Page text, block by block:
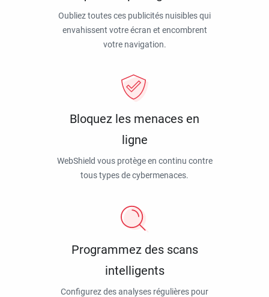
Oubliez toutes ces publicités nuisibles qui
envahissent votre écran et encombrent
votre navigation.
Bloquez les menaces en
ligne
WebShield vous protège en continu contre
tous types de cybermenaces.
Programmez des scans
intelligents
Configurez des analyses régulières pour